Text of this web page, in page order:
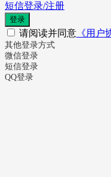
短信登录/注册
登录
请阅读并同意 《用户
其他登录方式
微信登录
短信登录
QQ登录